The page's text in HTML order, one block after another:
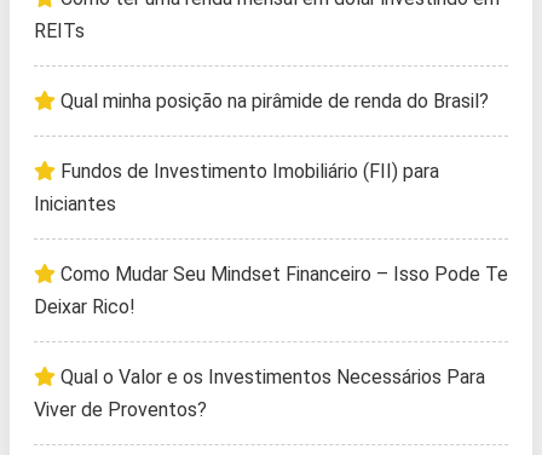
REITs
Qual minha posição na pirâmide de renda do Brasil?
Fundos de Investimento Imobiliário (FII) para
Iniciantes
Como Mudar Seu Mindset Financeiro – Isso Pode Te
Deixar Rico!
Qual o Valor e os Investimentos Necessários Para
Viver de Proventos?